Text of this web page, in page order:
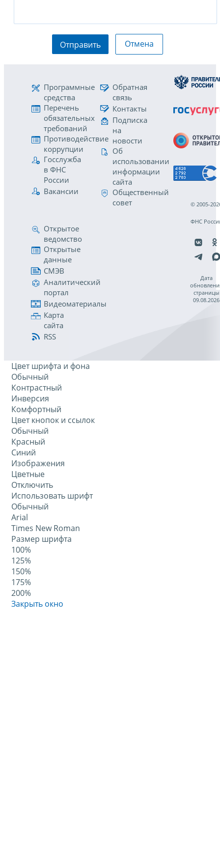
Отправить Отмена
Программные
средства
Перечень
обязательных
требований
Противодействие
коррупции
Госслужба
в ФНС
России
Вакансии
Обратная
связь
Контакты
Подписка
на
новости
Об
использовании
информации
сайта
Общественный
совет
Открытое
ведомство
Открытые
данные
СМЭВ
Аналитический
портал
Видеоматериалы
Карта
сайта
RSS
© 2005-
ФНС
Дата
страницы
09.08.2026
Цвет шрифта и фона
Обычный
Контрастный
Инверсия
Комфортный
Цвет кнопок и ссылок
Обычный
Красный
Синий
Изображения
Цветные
Отключить
Использовать шрифт
Обычный
Arial
Times New Roman
Размер шрифта
100%
125%
150%
175%
200%
Закрыть окно